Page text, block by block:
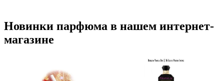
Новинки парфюма в нашем интернет-
магазине